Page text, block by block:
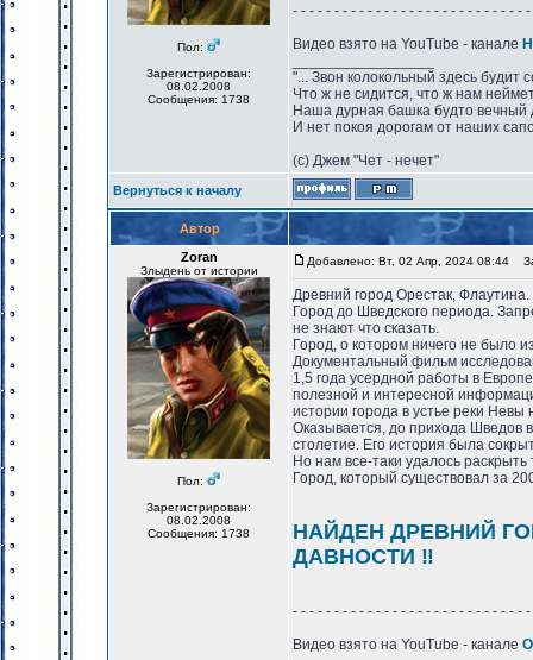
Пол:
Зарегистрирован:
08.02.2008
Сообщения: 1738
- - - - - - - - - - - - - - - - - - - - - - - - - - - - -
Видео взято на YouTube - канале
"... Звон колокольный здесь будит
Что ж не сидится, что ж нам
Наша дурная башка будто вечный
И нет покоя дорогам от наших
(с) Джем "Чет - нечет"
Вернуться к началу
Автор
Zoran
Злыдень от истории
Пол:
Зарегистрирован:
08.02.2008
Сообщения: 1738
Добавлено: Вт, 02 Апр, 2024 08:44
Древний город Орестак,
Город до Шведского периода.
не знают что сказать.
Город, о котором ничего не было
Документальный фильм
1,5 года усердной работы в
полезной и интересной
истории города в устье реки Невы
Оказывается, до прихода Шведов
столетие. Его история была
Но нам все-таки удалось раскрыть
Город, который существовал за
НАЙДЕН ДРЕВНИЙ
ДАВНОСТИ ‼️
- - - - - - - - - - - - - - - - - - - - - - - - - - - - -
Видео взято на YouTube - канале